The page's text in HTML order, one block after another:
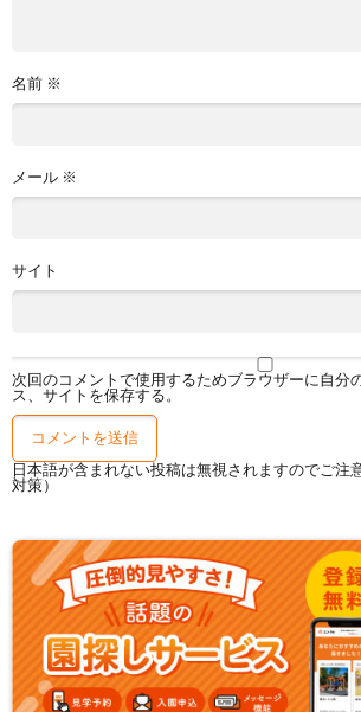
名前 ※
メール ※
サイト
次回のコメントで使用するためブラウザーに自分
ス、サイトを保存する。
日本語が含まれない投稿は無視されますのでご注
対策）